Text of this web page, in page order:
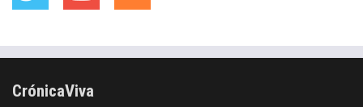
CrónicaViva